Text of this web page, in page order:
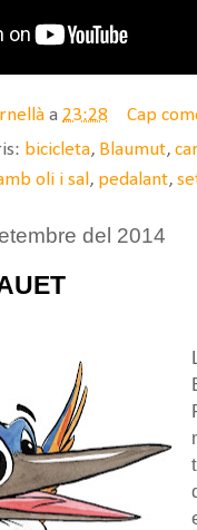
a 23:28
Cap
bicicleta, Blaumut,
oli i sal , pedalant,
del 2014